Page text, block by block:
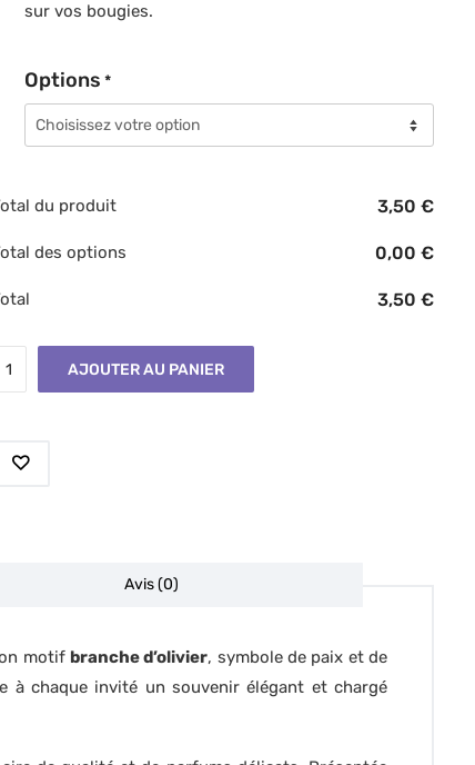
sur vos bougies.
Options *
du produit 3,50 €
des options 0,00 €
3,50 €
AJOUTER AU PANIER
Avis (0)
motif branche d’olivier, symbole de paix et de
à chaque invité un souvenir élégant et chargé